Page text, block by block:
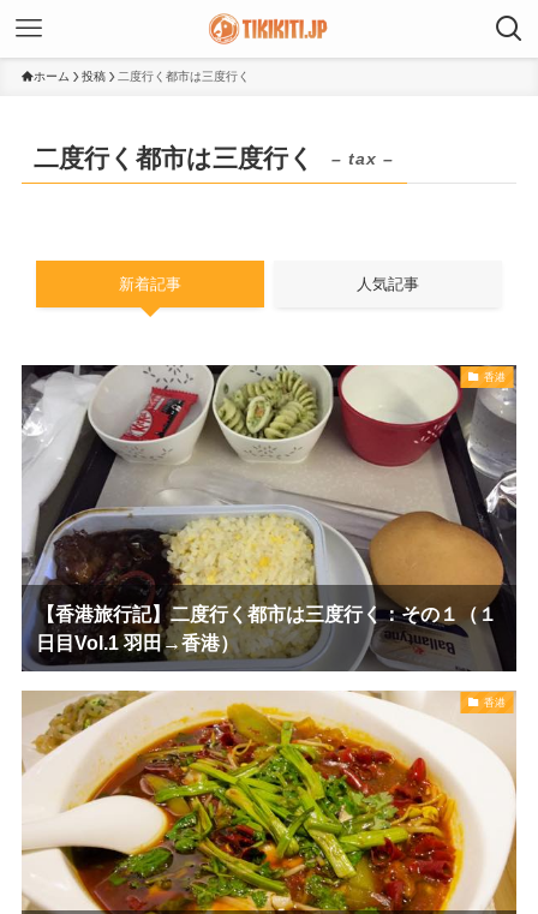
ホーム 投稿 二度行く都市は三度行く
二度行く都市は三度行く – tax –
新着記事 人気記事
香港
【香港旅行記】二度行く都市は三度行く：その１（１
日目Vol.1 羽田→香港）
香港